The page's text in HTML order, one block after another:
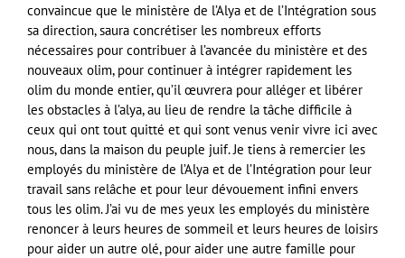
convaincue que le ministère de l’Alya et de l’Intégration sous
sa direction, saura concrétiser les nombreux efforts
nécessaires pour contribuer à l’avancée du ministère et des
nouveaux olim, pour continuer à intégrer rapidement les
olim du monde entier, qu’il œuvrera pour alléger et libérer
les obstacles à l’alya, au lieu de rendre la tâche difficile à
ceux qui ont tout quitté et qui sont venus venir vivre ici avec
nous, dans la maison du peuple juif. Je tiens à remercier les
employés du ministère de l’Alya et de l’Intégration pour leur
travail sans relâche et pour leur dévouement infini envers
tous les olim. J’ai vu de mes yeux les employés du ministère
renoncer à leurs heures de sommeil et leurs heures de loisirs
pour aider un autre olé, pour aider une autre famille pour